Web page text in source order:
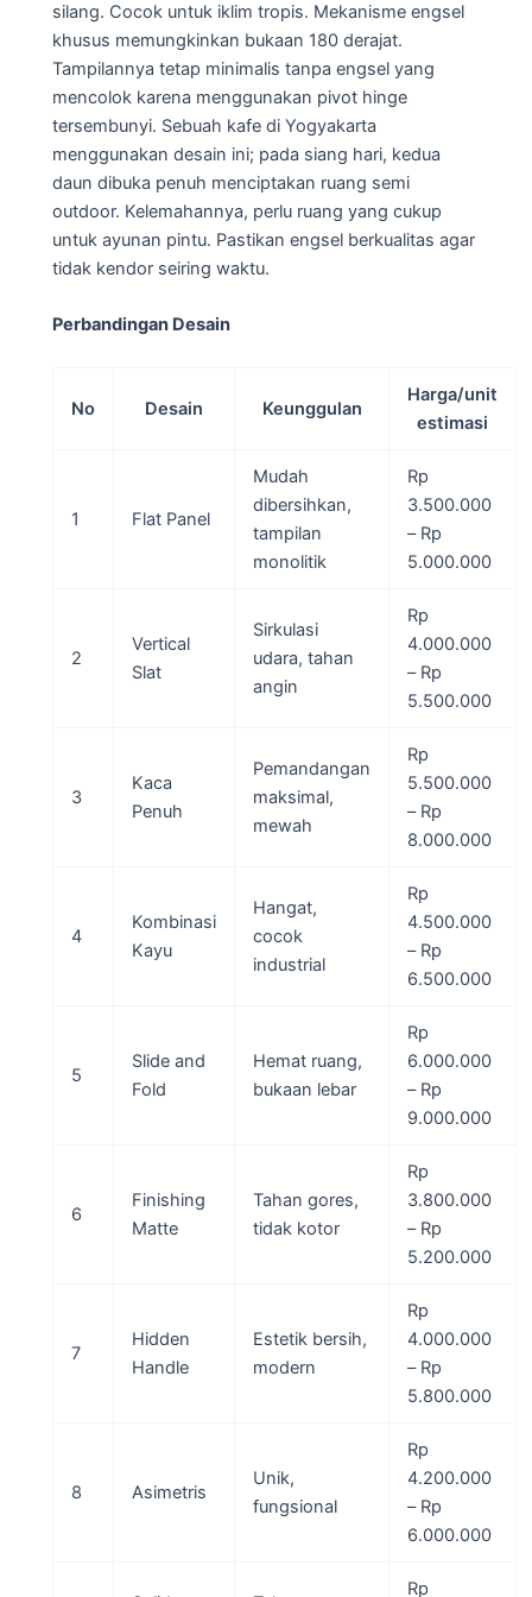
silang. Cocok untuk iklim tropis. Mekanisme engsel
khusus memungkinkan bukaan 180 derajat.
Tampilannya tetap minimalis tanpa engsel yang
mencolok karena menggunakan pivot hinge
tersembunyi. Sebuah kafe di Yogyakarta
menggunakan desain ini; pada siang hari, kedua
daun dibuka penuh menciptakan ruang semi
outdoor. Kelemahannya, perlu ruang yang cukup
untuk ayunan pintu. Pastikan engsel berkualitas agar
tidak kendor seiring waktu.
Perbandingan Desain
No Desain Keunggulan
Harga/unit
estimasi
1 Flat Panel
Mudah
dibersihkan,
tampilan
monolitik
Rp
3.500.000
– Rp
5.000.000
2
Vertical
Slat
Sirkulasi
udara, tahan
angin
Rp
4.000.000
– Rp
5.500.000
3
Kaca
Penuh
Pemandangan
maksimal,
mewah
Rp
5.500.000
– Rp
8.000.000
4
Kombinasi
Kayu
Hangat,
cocok
industrial
Rp
4.500.000
– Rp
6.500.000
5
Slide and
Fold
Hemat ruang,
bukaan lebar
Rp
6.000.000
– Rp
9.000.000
6
Finishing
Matte
Tahan gores,
tidak kotor
Rp
3.800.000
– Rp
5.200.000
7
Hidden
Handle
Estetik bersih,
modern
Rp
4.000.000
– Rp
5.800.000
8 Asimetris
Unik,
fungsional
Rp
4.200.000
– Rp
6.000.000
Rp